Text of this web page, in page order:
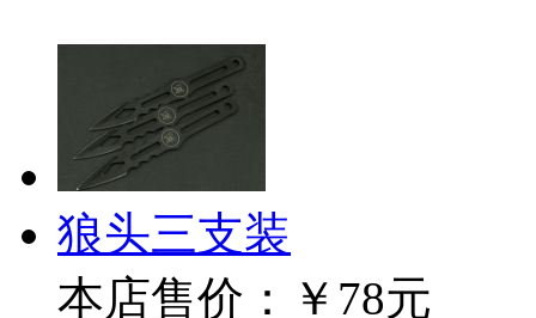
狼头三支装
本店售价：
￥78元